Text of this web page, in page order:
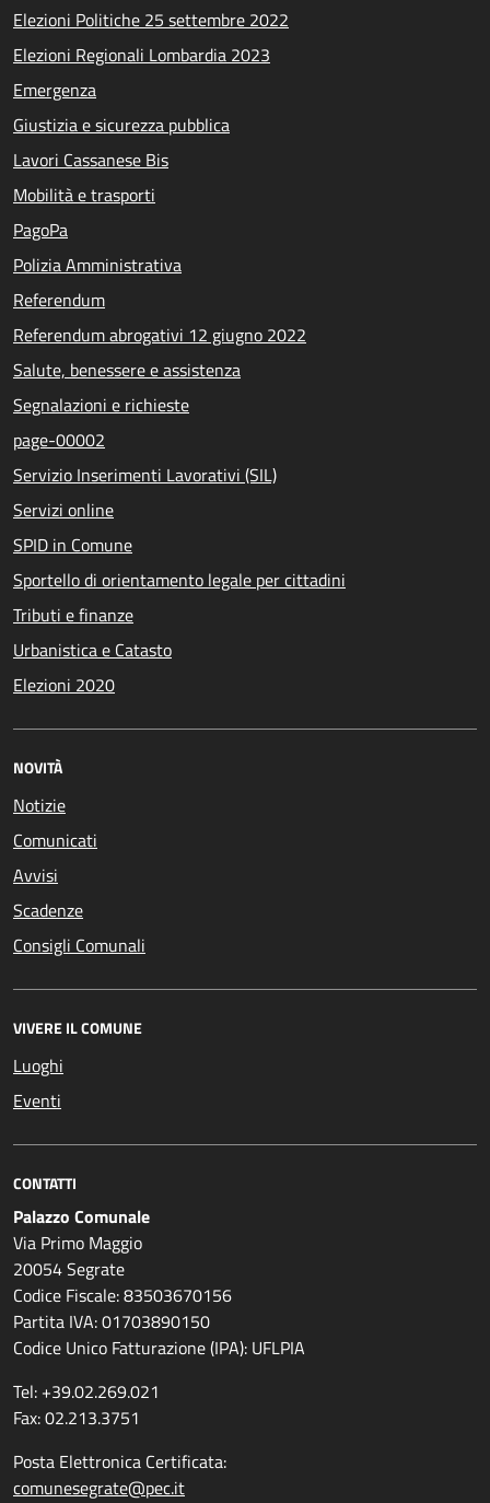
Elezioni Politiche 25 settembre 2022
Elezioni Regionali Lombardia 2023
Emergenza
Giustizia e sicurezza pubblica
Lavori Cassanese Bis
Mobilità e trasporti
PagoPa
Polizia Amministrativa
Referendum
Referendum abrogativi 12 giugno 2022
Salute, benessere e assistenza
Segnalazioni e richieste
page-00002
Servizio Inserimenti Lavorativi (SIL)
Servizi online
SPID in Comune
Sportello di orientamento legale per cittadini
Tributi e finanze
Urbanistica e Catasto
Elezioni 2020
NOVITÀ
Notizie
Comunicati
Avvisi
Scadenze
Consigli Comunali
VIVERE IL COMUNE
Luoghi
Eventi
CONTATTI
Palazzo Comunale
Via Primo Maggio
20054 Segrate
Codice Fiscale: 83503670156
Partita IVA: 01703890150
Codice Unico Fatturazione (IPA): UFLPIA
Tel: +39.02.269.021
Fax: 02.213.3751
Posta Elettronica Certificata:
comunesegrate@pec.it